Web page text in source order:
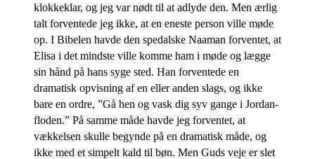
klokkeklar, og jeg var nødt til at adlyde den. Men ærlig
talt forventede jeg ikke, at en eneste person ville møde
op. I Bibelen havde den spedalske Naaman forventet, at
Elisa i det mindste ville komme ham i møde og lægge
sin hånd på hans syge sted. Han forventede en
dramatisk opvisning af en eller anden slags, og ikke
bare en ordre, ”Gå hen og vask dig syv gange i Jordan-
floden.” På samme måde havde jeg forventet, at
vækkelsen skulle begynde på en dramatisk måde, og
ikke med et simpelt kald til bøn. Men Guds veje er slet